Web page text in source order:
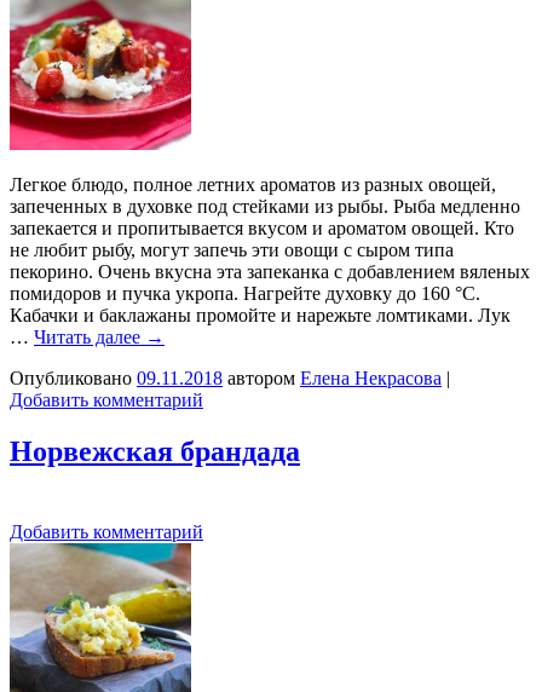
Легкое блюдо, полное летних ароматов из разных овощей,
запеченных в духовке под стейками из рыбы. Рыба медленно
запекается и пропитывается вкусом и ароматом овощей. Кто
не любит рыбу, могут запечь эти овощи с сыром типа
пекорино. Очень вкусна эта запеканка с добавлением вяленых
помидоров и пучка укропа. Нагрейте духовку до 160 °C.
Кабачки и баклажаны промойте и нарежьте ломтиками. Лук
… Читать далее →
Опубликовано 09.11.2018 автором Елена Некрасова
Добавить комментарий
Норвежская брандада
Добавить комментарий